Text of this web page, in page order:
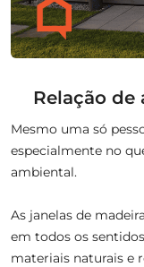
Relação de
Mesmo uma só
especialmente no
ambiental.
As janelas de
em todos os
materiais naturais e